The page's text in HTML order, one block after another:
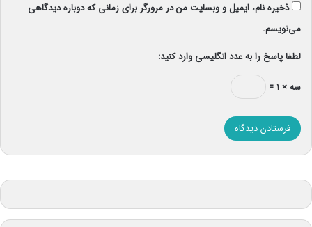
ذخیره نام، ایمیل و وبسایت من در مرورگر برای زمانی که دوباره دیدگاهی
می‌نویسم.
لطفا پاسخ را به عدد انگلیسی وارد کنید:
سه × ۱ =